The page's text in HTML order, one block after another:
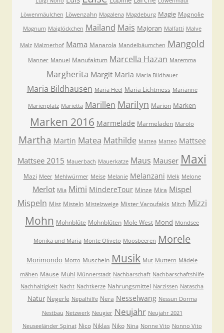
Löwenmäulchen Löwenzahn Magalena Magdeburg Magie Magnolie
Magnum Maiglöckchen Mailand Mais Majoran Malfatti Malve
Malz Malznerhof Mama Manarola Mandelbäumchen Mangold
Manner Manuel Manufaktum Marcella Hazan Maremma
Margherita Margit Maria Maria Bildhauer
Maria Bildhausen Maria Heel Maria Lichtmess Marianne
Marienplatz Marietta Marillen Marilyn Marion Marken
Marken 2016 Marmelade Marmeladen Marolo
Martha Martin Matea Mathilde Mattea Matteo Mattsee
Mattsee 2015 Mauerbach Mauerkatze Maus Mauser Maxi
Mazi Meer Mehlwürmer Meise Melanie Melanzani Melk Melone
Merlot Mia Mimi MindereTour Minze Mira Mispel
Mispeln Mist Misteln Mistelzweige Mister Varoufakis Mitch Mizzi
Mohn Mohnblüte Mohnblüten Mole West Mond Mondsee
Monika und Maria Monte Oliveto Moosbeeren Morele
Morimondo Motto Muscheln Musik Mut Muttern Mädele
mähen Mäuse Mühl Münnerstadt Nachbarschaft Nachbarschaftshilfe
Nachhaltigkeit Nacht Nachtkerze Nahrungsmittel Narzissen Natascha
Natur Negerle Nepalhilfe Nera Nesselwang Nessun Dorma
Nestbau Netzwerk Neugier Neujahr Neujahr 2021
Neuseeländer Spinat Nico Niklas Niko Nina Nonne Vito Nonno Vito